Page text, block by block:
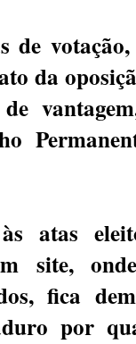
de
da
atas
site,
fica
por